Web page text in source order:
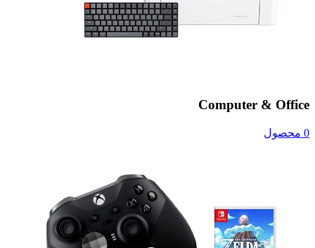
Computer & Office
0 محصول